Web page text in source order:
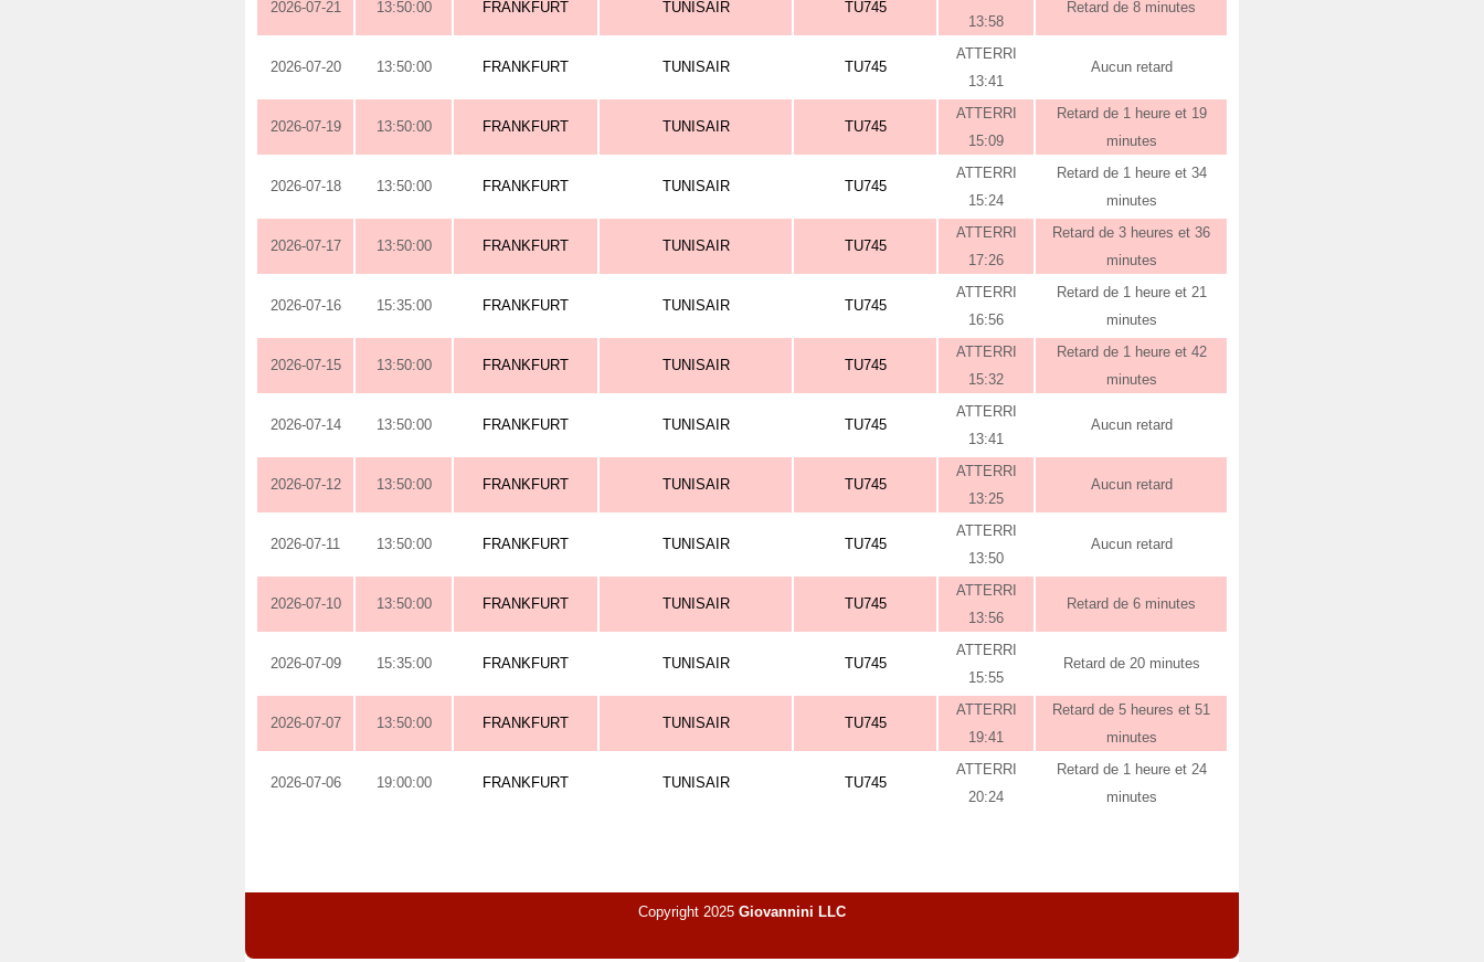
2026-07-21 13:50:00 FRANKFURT TUNISAIR TU745
13:58
Retard de 8 minutes
2026-07-20 13:50:00 FRANKFURT TUNISAIR TU745
ATTERRI
13:41
Aucun retard
2026-07-19 13:50:00 FRANKFURT TUNISAIR TU745
ATTERRI
15:09
Retard de 1 heure et 19
minutes
2026-07-18 13:50:00 FRANKFURT TUNISAIR TU745
ATTERRI
15:24
Retard de 1 heure et 34
minutes
2026-07-17 13:50:00 FRANKFURT TUNISAIR TU745
ATTERRI
17:26
Retard de 3 heures et 36
minutes
2026-07-16 15:35:00 FRANKFURT TUNISAIR TU745
ATTERRI
16:56
Retard de 1 heure et 21
minutes
2026-07-15 13:50:00 FRANKFURT TUNISAIR TU745
ATTERRI
15:32
Retard de 1 heure et 42
minutes
2026-07-14 13:50:00 FRANKFURT TUNISAIR TU745
ATTERRI
13:41
Aucun retard
2026-07-12 13:50:00 FRANKFURT TUNISAIR TU745
ATTERRI
13:25
Aucun retard
2026-07-11 13:50:00 FRANKFURT TUNISAIR TU745
ATTERRI
13:50
Aucun retard
2026-07-10 13:50:00 FRANKFURT TUNISAIR TU745
ATTERRI
13:56
Retard de 6 minutes
2026-07-09 15:35:00 FRANKFURT TUNISAIR TU745
ATTERRI
15:55
Retard de 20 minutes
2026-07-07 13:50:00 FRANKFURT TUNISAIR TU745
ATTERRI
19:41
Retard de 5 heures et 51
minutes
2026-07-06 19:00:00 FRANKFURT TUNISAIR TU745
ATTERRI
20:24
Retard de 1 heure et 24
minutes
Copyright 2025 Giovannini LLC